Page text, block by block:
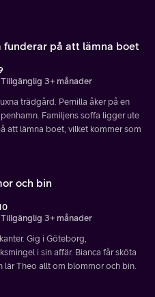
funderar på att lämna boet
Tillgänglig 3+ månader
trädgård. Pernilla åker på en
Familjens soffa ligger ute
att lämna boet, vilket kommer som
och bin
Tillgänglig 3+ månader
Gig i Göteborg,
i sin affär. Bianca får sköta
lär Theo allt om blommor och bin.